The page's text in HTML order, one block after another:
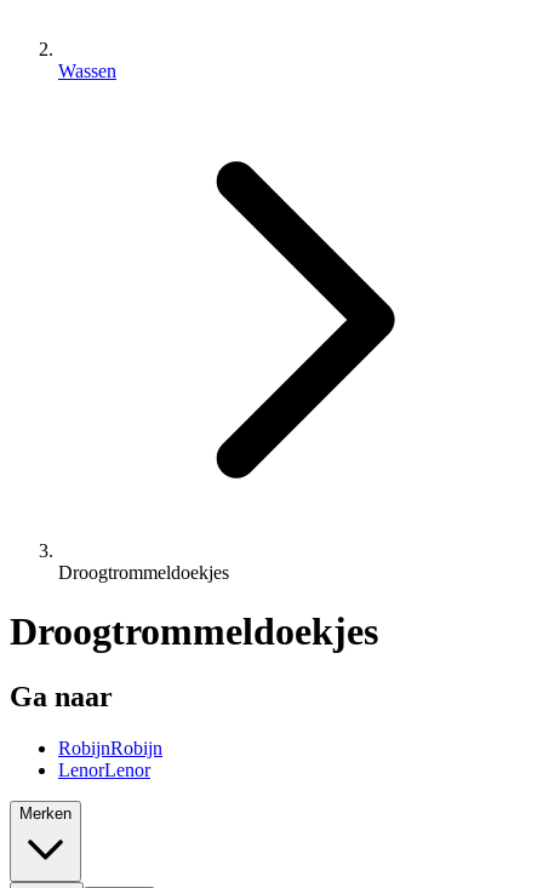
Wassen
Droogtrommeldoekjes
Droogtrommeldoekjes
Ga naar
RobijnRobijn
LenorLenor
Merken